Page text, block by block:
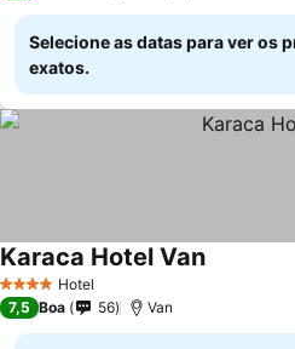
Selecione as datas para ver os
exatos.
4 EstrelasHotel
Karaca Hotel VanVer preços
7,5 Boa 56 Van